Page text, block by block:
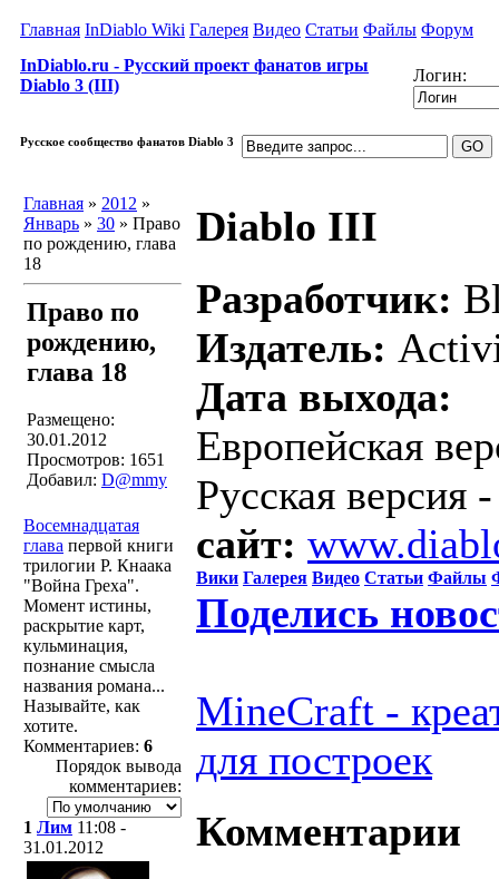
Главная InDiablo Wiki Галерея Видео Статьи Файлы Форум
InDiablo.ru - Русский проект фанатов игры
Diablo 3 (III)
Логин:
Русское сообщество фанатов Diablo 3
Главная » 2012 »
Январь » 30 » Право
по рождению, глава
18
Право по
рождению,
глава 18
Размещено:
30.01.2012
Просмотров: 1651
Добавил: D@mmy
Восемнадцатая
глава первой книги
трилогии Р. Кнаака
"Война Греха".
Момент истины,
раскрытие карт,
кульминация,
познание смысла
названия романа...
Называйте, как
хотите.
Комментариев: 6
Порядок вывода
комментариев:
1 Лим 11:08 -
31.01.2012
Diablo III
Разработчик:
Издатель:
Дата выхода:
Европейская
Русская
сайт:
Вики Галерея Видео Статьи Файлы
Поделись
MineCraft -
для построек
Комментарии